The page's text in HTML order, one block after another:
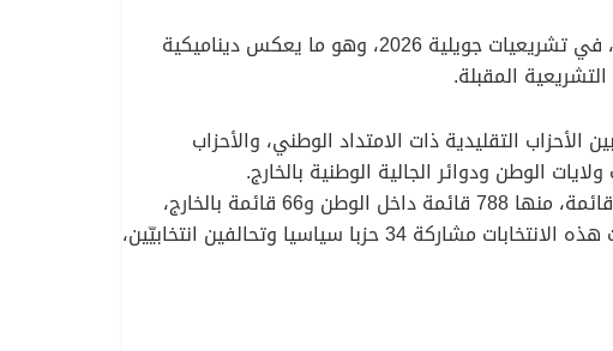
كشفت معطيات السلطة الوطنية المستقلة للانتخابات، عن مشاركة واسعة للأحزاب السياسية والقوائم الحرّة، في تشريعيات جويلية 2026، وهو ما يعكس ديناميكية
المقبلة.
التقليدية ذات الامتداد الوطني، والأحزاب
الوطن ودوائر الجالية الوطنية بالخارج.
وتبرز الأرقام المعلنة حجم التعبئة التي رافقت مرحلة إيداع ملفات الترشّح، حيث بلغ عدد القوائم المودعة 854 قائمة، منها 788 قائمة داخل الوطن و66 قائمة بالخارج،
بمجموع 10696 مترشّحا ومترشّحة، من بينهم 10168 مترشّحا داخل الوطن و528 مترشّحا في الخارج، كما سجّلت هذه الانتخابات مشاركة 34 حزبا سياسيا وتحالفين انتخابيّين،